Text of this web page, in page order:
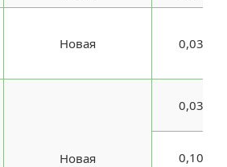
Новая 0,03
Новая
0,03
0,10